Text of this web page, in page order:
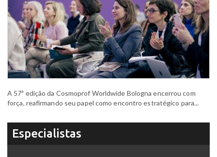
A 57ª edição da Cosmoprof Worldwide Bologna encerrou com
força, reafirmando seu papel como encontro estratégico para...
Especialistas